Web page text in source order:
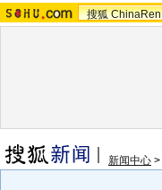
搜狐 ChinaRen
新闻中心 >